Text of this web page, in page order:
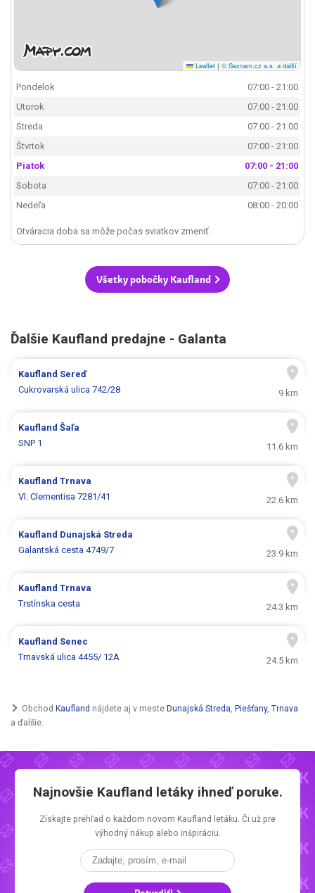
Leaflet | © Seznam.cz a.s. a další
Pondelok
07:00 - 21:00
Utorok
07:00 - 21:00
Streda
07:00 - 21:00
Štvrtok
07:00 - 21:00
Piatok
07:00 - 21:00
Sobota
07:00 - 21:00
Nedeľa
08:00 - 20:00
Otváracia doba sa môže počas sviatkov zmeniť.
Všetky pobočky Kaufland
Ďalšie Kaufland predajne - Galanta
Kaufland Sereď
Cukrovarská ulica 742/28
9 km
KauflandŠaľa
SNP 1
11.6 km
KauflandTrnava
Vl. Clementisa 7281/41
22.6 km
Kaufland Dunajská Streda
Galantská cesta 4749/7
23.9 km
KauflandTrnava
Trstínska cesta
24.3 km
Kaufland Senec
Trnavská ulica 4455/ 12A
24.5 km
Obchod Kaufland nájdete aj v meste Dunajská Streda Piešťany, Trnava
a ďalšie.
Najnovšie Kaufland letákyihneď poruke.
Získajte prehľad o každom novom Kaufland letáku. Či už pre
výhodný nákup alebo inšpiráciu.